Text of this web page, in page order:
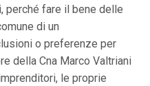
perché fare il bene delle
di un
o preferenze per
della Cna Marco Valtriani
le proprie